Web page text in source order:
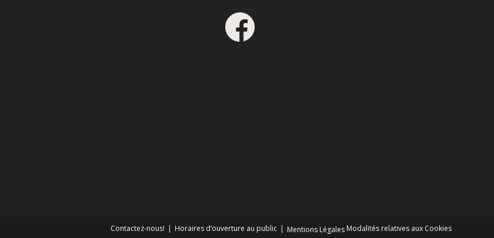
Contactez-nous! Horaires d’ouverture au public Mentions Légales Modalités relatives aux Cookies